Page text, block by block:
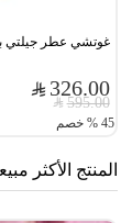
غوتشي عطر جيلتي بور
326.00
595.00
45
% خصم
المنتج الأكثر